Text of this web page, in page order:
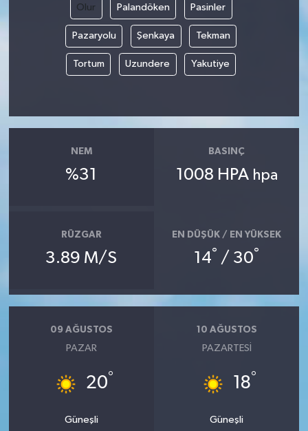
Olur Palandöken Pasinler
Pazaryolu Şenkaya Tekman
Tortum Uzundere Yakutiye
NEM
%31
BASINÇ
1008 HPA hpa
RÜZGAR
3.89 M/S
EN DÜŞÜK / EN YÜKSEK
14° / 30°
09 AĞUSTOS
PAZAR
20°
Güneşli
10 AĞUSTOS
PAZARTESI
18°
Güneşli